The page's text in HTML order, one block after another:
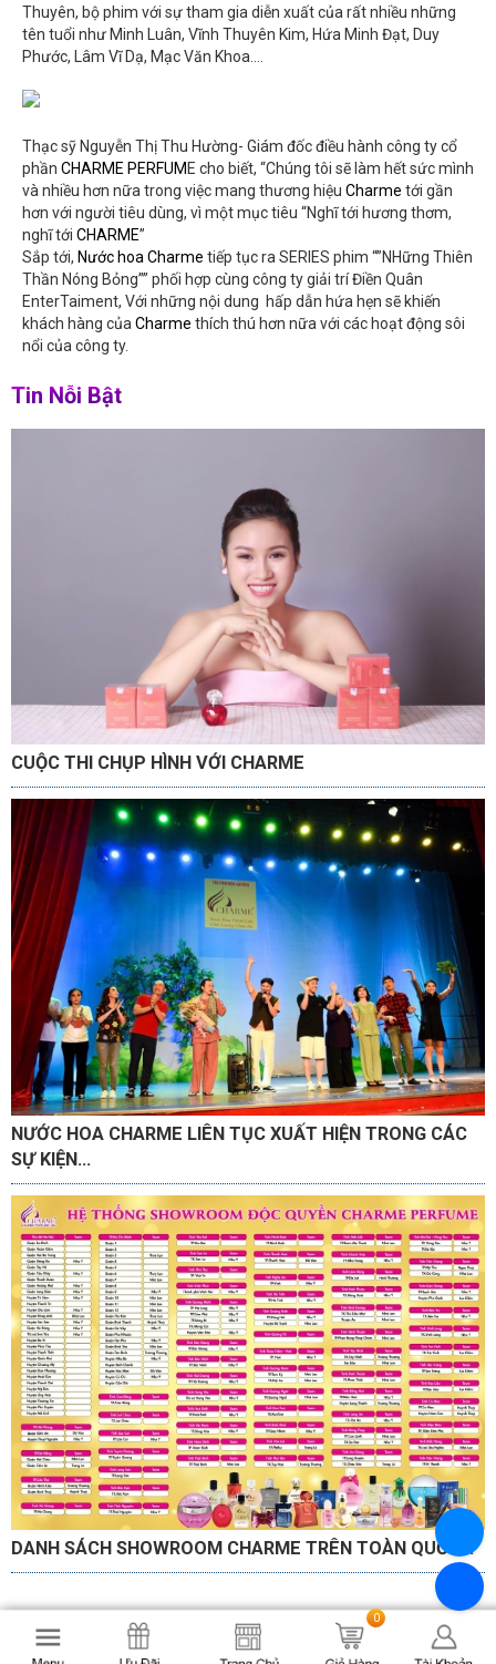
Thuyên, bộ phim với sự tham gia diễn xuất của rất nhiều những
tên tuổi như Minh Luân, Vĩnh Thuyên Kim, Hứa Minh Đạt, Duy
Phước, Lâm Vĩ Dạ, Mạc Văn Khoa….
Thạc sỹ Nguyễn Thị Thu Hường- Giám đốc điều hành công ty cổ
phần CHARME PERFUM E cho biết, “Chúng tôi sẽ làm hết sức mình
và nhiều hơn nữa trong việc mang thương hiệu Charme tới gần
hơn với người tiêu dùng, vì một mục tiêu “Nghĩ tới hương thơm,
nghĩ tới CHARME”
Sắp tới, Nước hoa Charme tiếp tục ra SERIES phim “”NHững Thiên
Thần Nóng Bỏng”” phối hợp cùng công ty giải trí Điền Quân
EnterTaiment, Với những nội dung hấp dẫn hứa hẹn sẽ khiến
khách hàng của Charme thích thú hơn nữa với các hoạt động sôi
nổi của công ty.
Tin Nỗi Bật
CUỘC THI CHỤP HÌNH VỚI CHARME
NƯỚC HOA CHARME LIÊN TỤC XUẤT HIỆN TRONG CÁC
SỰ KIỆN...
DANH SÁCH SHOWROOM CHARME TRÊN TOÀN QUỐC...
0